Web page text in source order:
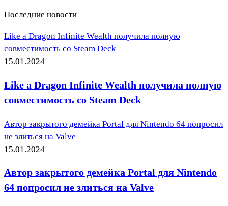
Последние новости
Like a Dragon Infinite Wealth получила полную
совместимость со Steam Deck
15.01.2024
Like a Dragon Infinite Wealth получила полную
совместимость со Steam Deck
Автор закрытого демейка Portal для Nintendo 64 попросил
не злиться на Valve
15.01.2024
Автор закрытого демейка Portal для Nintendo
64 попросил не злиться на Valve